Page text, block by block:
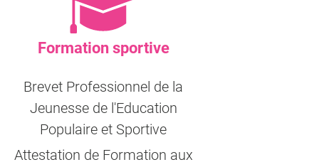
Formation sportive
Brevet Professionnel de la
Jeunesse de l'Education
Populaire et Sportive
Attestation de Formation aux